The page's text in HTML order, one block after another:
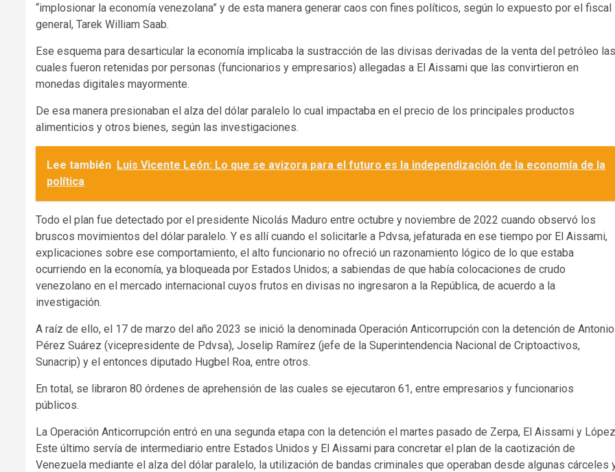
“implosionar la economía venezolana” y de esta manera generar caos con fines políticos, según lo expuesto por el fiscal
general, Tarek William Saab.
Ese esquema para desarticular la economía implicaba la sustracción de las divisas derivadas de la venta del petróleo las
cuales fueron retenidas por personas (funcionarios y empresarios) allegadas a El Aissami que las convirtieron en
monedas digitales mayormente.
De esa manera presionaban el alza del dólar paralelo lo cual impactaba en el precio de los principales productos
alimenticios y otros bienes, según las investigaciones.
Lee también Luis Vicente León: Lo que se avizora para el futuro es la independización de la economía de la
política
Todo el plan fue detectado por el presidente Nicolás Maduro entre octubre y noviembre de 2022 cuando observó los
bruscos movimientos del dólar paralelo. Y es allí cuando el solicitarle a Pdvsa, jefaturada en ese tiempo por El Aissami,
explicaciones sobre ese comportamiento, el alto funcionario no ofreció un razonamiento lógico de lo que estaba
ocurriendo en la economía, ya bloqueada por Estados Unidos; a sabiendas de que había colocaciones de crudo
venezolano en el mercado internacional cuyos frutos en divisas no ingresaron a la República, de acuerdo a la
investigación.
A raíz de ello, el 17 de marzo del año 2023 se inició la denominada Operación Anticorrupción con la detención de Antonio
Pérez Suárez (vicepresidente de Pdvsa), Joselip Ramírez (jefe de la Superintendencia Nacional de Criptoactivos,
Sunacrip) y el entonces diputado Hugbel Roa, entre otros.
En total, se libraron 80 órdenes de aprehensión de las cuales se ejecutaron 61, entre empresarios y funcionarios
públicos.
La Operación Anticorrupción entró en una segunda etapa con la detención el martes pasado de Zerpa, El Aissami y
Este último servía de intermediario entre Estados Unidos y El Aissami para concretar el plan de la caotización de
Venezuela mediante el alza del dólar paralelo, la utilización de bandas criminales que operaban desde algunas cárceles